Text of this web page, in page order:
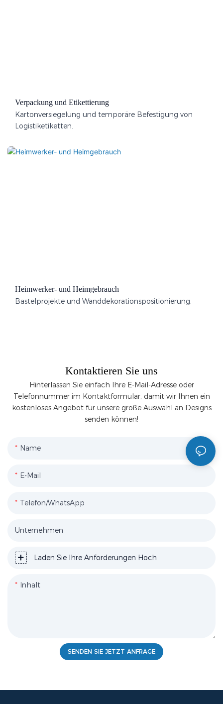
Verpackung und Etikettierung
Kartonversiegelung und temporäre Befestigung von
Logistiketiketten.
Heimwerker- und Heimgebrauch
Bastelprojekte und Wanddekorationspositionierung.
Kontaktieren Sie uns
Hinterlassen Sie einfach Ihre E-Mail-Adresse oder
Telefonnummer im Kontaktformular, damit wir Ihnen ein
kostenloses Angebot für unsere große Auswahl an Designs
senden können!
Name
E-Mail
Telefon/WhatsApp
Unternehmen
Laden Sie Ihre Anforderungen Hoch
Inhalt
SENDEN SIE JETZT ANFRAGE